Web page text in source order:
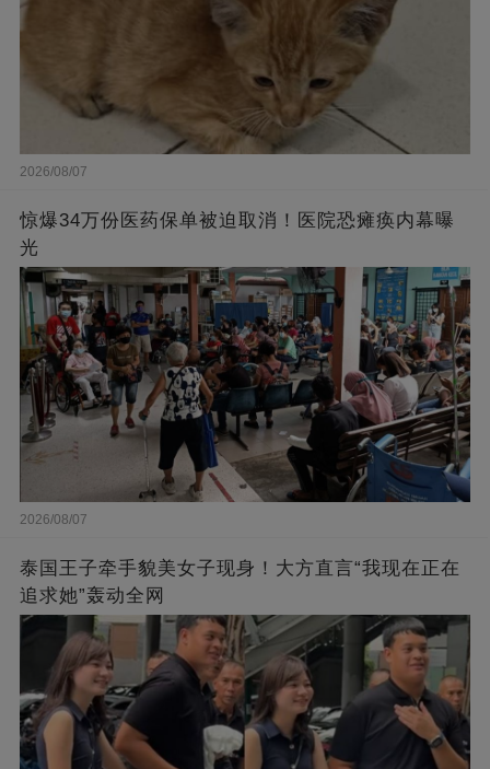
2026/08/07
惊爆34万份医药保单被迫取消！医院恐瘫痪内幕曝
光
2026/08/07
泰国王子牵手貌美女子现身！大方直言“我现在正在
追求她”轰动全网